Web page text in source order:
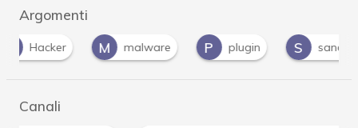
Argomenti
M
malware P plugin S sandbox V
Canali